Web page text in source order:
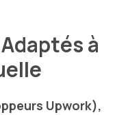
à
Upwork),